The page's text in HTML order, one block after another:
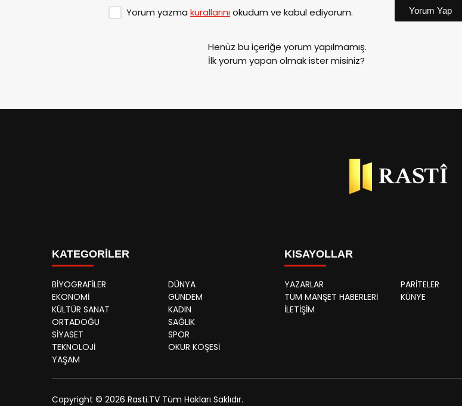
Yorum yazma kurallarınıokudum ve kabul ediyorum. Yorum Yap
Henüz bu içeriğe yorum yapılmamış.
İlk yorum yapan olmak ister misiniz?
KATEGORİLER
BİYOGRAFİLER
DÜNYA
EKONOMİ
GÜNDEM
KÜLTÜR SANAT
KADIN
ORTADOĞU
SAĞLIK
SİYASET
SPOR
TEKNOLOJİ
OKUR KÖŞESİ
YAŞAM
KISAYOLLAR
YAZARLAR
PARİTELER
TÜM MANŞET HABERLERİ
KÜNYE
İLETİŞİM
Copyright © 2026 Rasti.TV Tüm Hakları Saklıdır.